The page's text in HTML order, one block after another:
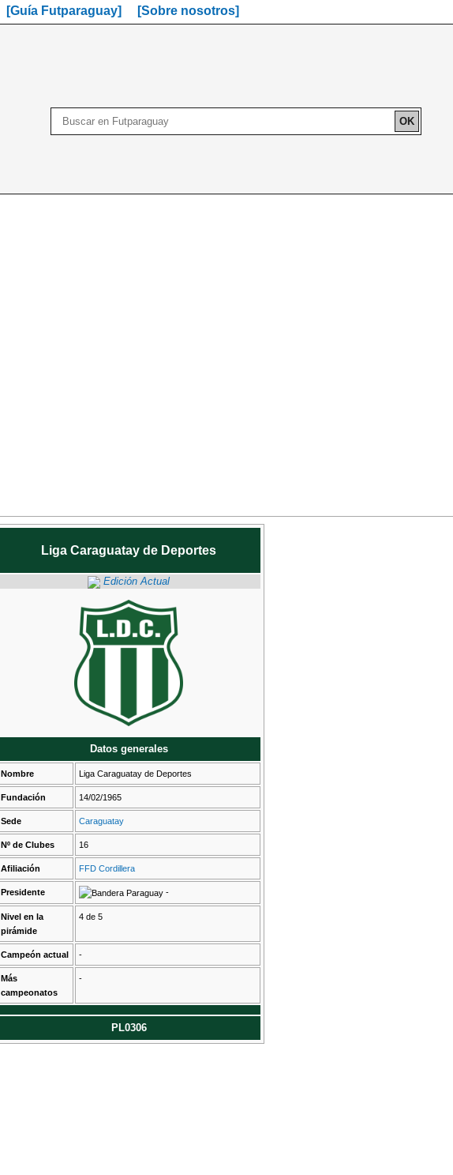
[Guía Futparaguay] [Sobre nosotros]
Liga Caraguatay de Deportes
Edición Actual
Datos generales
Nombre Liga Caraguatay de Deportes
Fundación 14/02/1965
Sede Caraguatay
Nº de Clubes 16
Afiliación FFD Cordillera
Presidente -
Nivel en la
pirámide
4 de 5
Campeón actual -
Más
campeonatos
-
PL0306